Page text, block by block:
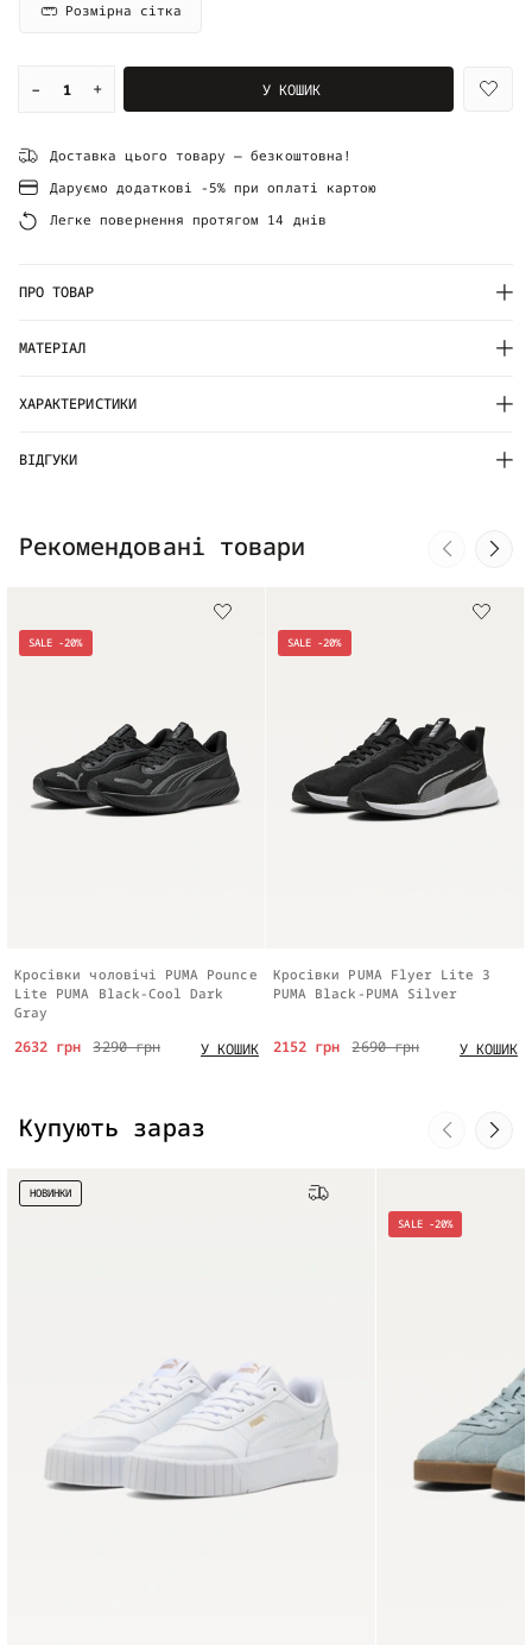
Розмірна сітка
– + У КОШИК
Доставка цього товару — безкоштовна!
Даруємо додаткові -5% при оплаті картою
Легке повернення протягом 14 днів
ПРО ТОВАР
МАТЕРІАЛ
ХАРАКТЕРИСТИКИ
ВІДГУКИ
Рекомендовані товари
SALE -20%
Кросівки чоловічі PUMA Pounce
Lite PUMA Black-Cool Dark
Gray
3290 грн
2632 грн У КОШИК
SALE -20%
Кросівки PUMA Flyer Lite 3
PUMA Black-PUMA Silver
2690 грн
2152 грн У КОШИК
Купують зараз
НОВИНКИ
SALE -20%